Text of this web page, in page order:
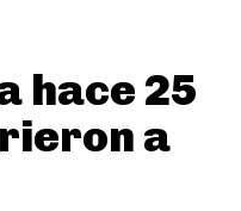
hace 25
a